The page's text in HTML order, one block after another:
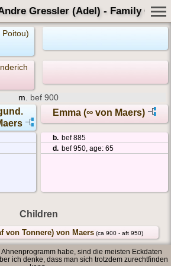
Gressler (Adel) - Family Card
m. bef 900
Emma (∞ von Maers)
b. bef 885
d. bef 950, age: 65
Children
von Tonnere) von Maers (ca 900 - aft 950)
habe, sind die meisten Eckdaten
ich denke, dass man sich trotzdem zurechtfinden